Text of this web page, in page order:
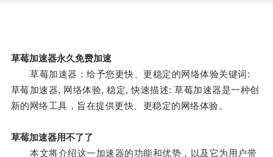
草莓加速器永久免费加速
草莓加速器：给予您更快、更稳定的网络体验关键词:
草莓加速器, 网络体验, 稳定, 快速描述: 草莓加速器是一种创
新的网络工具，旨在提供更快、更稳定的网络体验。
草莓加速器用不了了
本文将介绍这一加速器的功能和优势，以及它为用户带